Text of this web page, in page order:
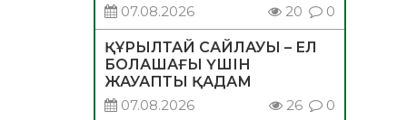
07.08.2026
20 0
ҚҰРЫЛТАЙ САЙЛАУЫ – ЕЛ
БОЛАШАҒЫ ҮШІН
ЖАУАПТЫ ҚАДАМ
07.08.2026
26 0